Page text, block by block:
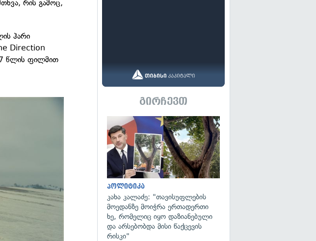
რის გამოც,
ჰარი
Direction
წლის ფილმით
გირჩევთ
პოლიტიკა
კახა კალაძე: "თავისუფლების
მოედანზე მოიჭრა ერთადერთი
ხე, რომელიც იყო დაზიანებული
და არსებობდა მისი წაქცევის
რისკი"